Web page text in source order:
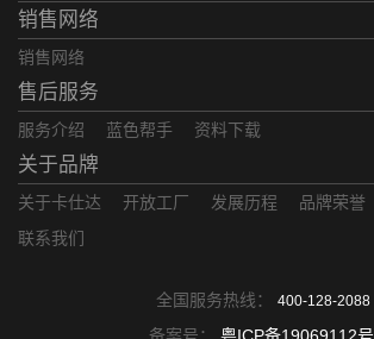
销售网络
销售网络
售后服务
服务介绍 蓝色帮手 资料下载
关于品牌
关于卡仕达 开放工厂 发展历程 品牌荣誉
联系我们
全国服务热线： 400-128-2088